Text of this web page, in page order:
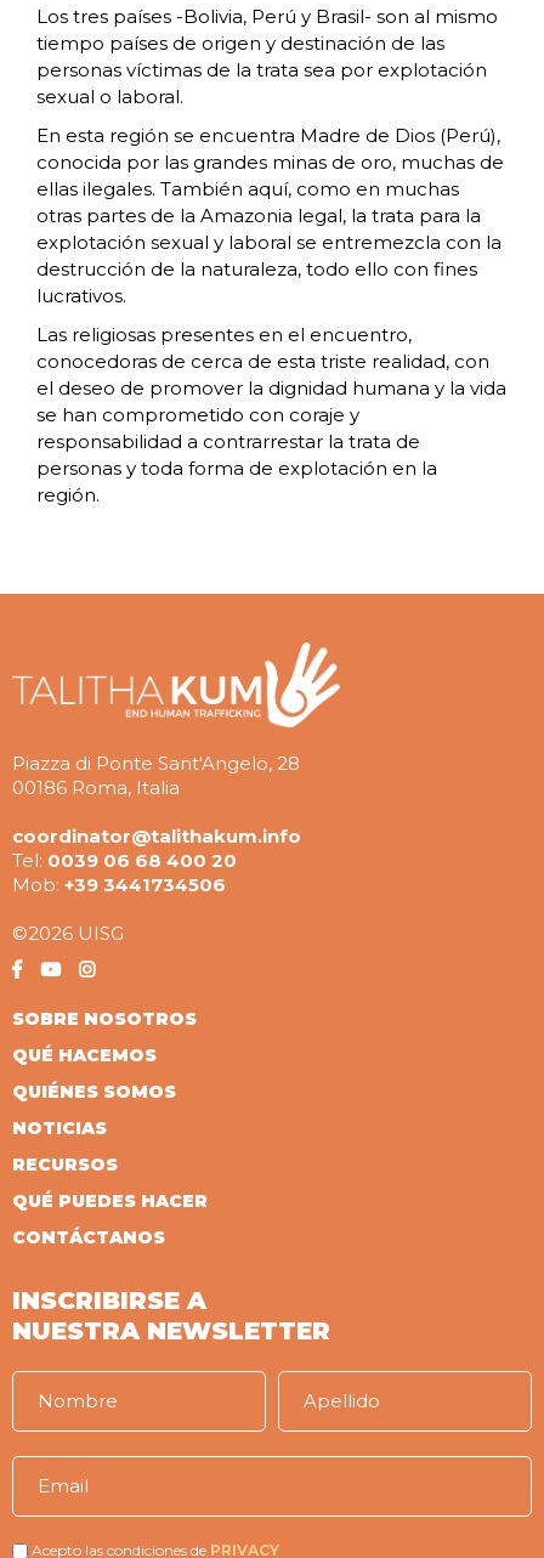
Los tres países -Bolivia, Perú y Brasil- son al mismo
tiempo países de origen y destinación de las
personas víctimas de la trata sea por explotación
sexual o laboral.
En esta región se encuentra Madre de Dios (Perú),
conocida por las grandes minas de oro, muchas de
ellas ilegales. También aquí, como en muchas
otras partes de la Amazonia legal, la trata para la
explotación sexual y laboral se entremezcla con la
destrucción de la naturaleza, todo ello con fines
lucrativos.
Las religiosas presentes en el encuentro,
conocedoras de cerca de esta triste realidad, con
el deseo de promover la dignidad humana y la vida
se han comprometido con coraje y
responsabilidad a contrarrestar la trata de
personas y toda forma de explotación en la
región.
Piazza di Ponte Sant'Angelo, 28
00186 Roma, Italia
coordinator@talithakum.info
Tel: 0039 06 68 400 20
Mob: +39 3441734506
©2026 UISG
SOBRE NOSOTROS
QUÉ HACEMOS
QUIÉNES SOMOS
NOTICIAS
RECURSOS
QUÉ PUEDES HACER
CONTÁCTANOS
INSCRIBIRSE A
NUESTRA NEWSLETTER
Acepto las condiciones de PRIVACY